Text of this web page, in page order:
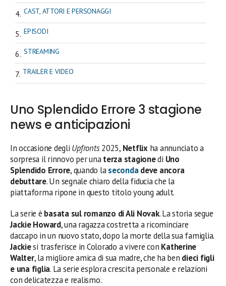
CAST, ATTORI E PERSONAGGI
EPISODI
STREAMING
TRAILER E VIDEO
Uno Splendido Errore 3 stagione
news e anticipazioni
In occasione degli Upfronts2025, Netflixha annunciato a
sorpresa il rinnovo per unaterza stagionedi Uno
Splendido Errore, quando lasecondadeve ancora
debuttare. Un segnale chiaro della fiducia che la
piattaforma ripone in questo titolo young adult.
La serie è basata sul romanzo di Ali Novak. La storia segue
Jackie Howard, una ragazza costretta a ricominciare
daccapo in un nuovo stato, dopo la morte della sua famiglia.
Jackiesi trasferisce in Colorado a vivere con Katherine
Walter, la migliore amica di sua madre, che ha ben dieci figli
e una figlia. La serie esplora crescita personale e relazioni
con delicatezza e realismo.